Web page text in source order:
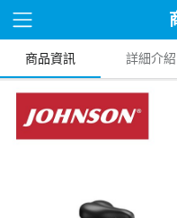
商品資訊 詳細介紹